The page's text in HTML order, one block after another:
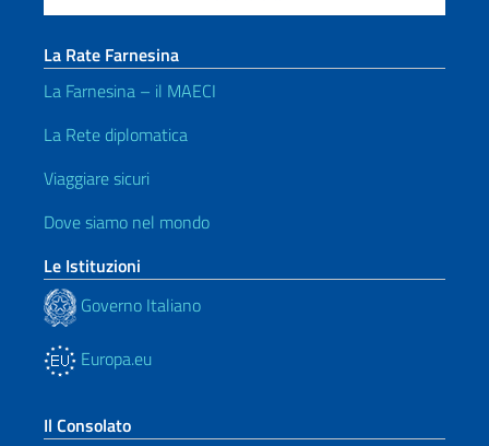
La Rate Farnesina
La Farnesina – il MAECI
La Rete diplomatica
Viaggiare sicuri
Dove siamo nel mondo
Le Istituzioni
Governo Italiano
Europa.eu
Il Consolato